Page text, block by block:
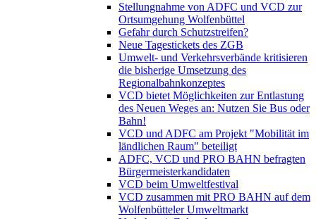
Stellungnahme von ADFC und VCD zur
Ortsumgehung Wolfenbüttel
Gefahr durch Schutzstreifen?
Neue Tagestickets des ZGB
Umwelt- und Verkehrsverbände kritisieren
die bisherige Umsetzung des
Regionalbahnkonzeptes
VCD bietet Möglichkeiten zur Entlastung
des Neuen Weges an: Nutzen Sie Bus oder
Bahn!
VCD und ADFC am Projekt "Mobilität im
ländlichen Raum" beteiligt
ADFC, VCD und PRO BAHN befragten
Bürgermeisterkandidaten
VCD beim Umweltfestival
VCD zusammen mit PRO BAHN auf dem
Wolfenbütteler Umweltmarkt